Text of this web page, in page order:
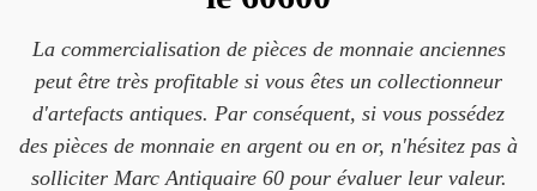
La commercialisation de pièces de monnaie anciennes
peut être très profitable si vous êtes un collectionneur
d'artefacts antiques. Par conséquent, si vous possédez
des pièces de monnaie en argent ou en or, n'hésitez pas à
solliciter Marc Antiquaire 60 pour évaluer leur valeur.